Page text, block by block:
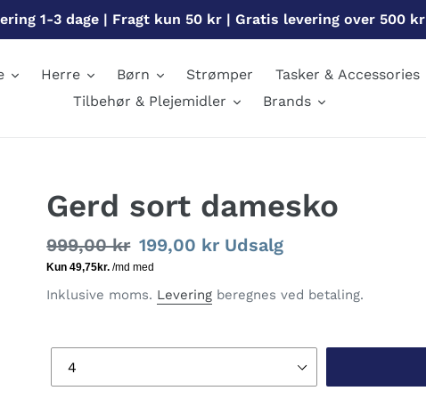
1-3 dage | Fragt kun 50 kr | Gratis levering over 500 kr
Herre Børn Strømper
Tasker & Accessories
Tilbehør & Plejemidler
Brands
Gerd sort damesko
Normalpris
999,00 kr Udsalgspris
199,00 kr Udsalg
Inklusive moms. Levering beregnes ved betaling.